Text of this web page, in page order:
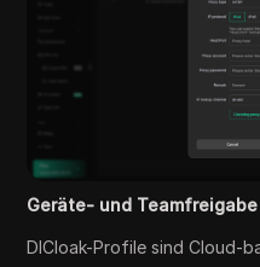
Geräte- und Teamfreigabe
DICloak-Profile sind Cloud-